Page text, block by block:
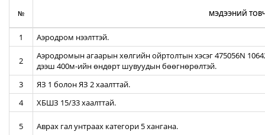
№ МЭДЭЭНИЙ
1 Аэродром нээлттэй.
2
Аэродромын агаарын хөлгийн ойртолтын хэсэг 475056N
дээш 400м-ийн өндөрт шувуудын бөөгнөрөлтэй.
3
ЯЗ 1 болон ЯЗ 2 хаалттай.
4
ХБШЗ 15/33 хаалттай.
5 Аврах гал унтраах категори 5 хангана.